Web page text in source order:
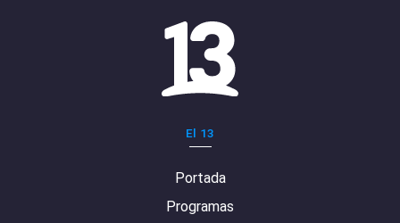
El 13
Portada
Programas